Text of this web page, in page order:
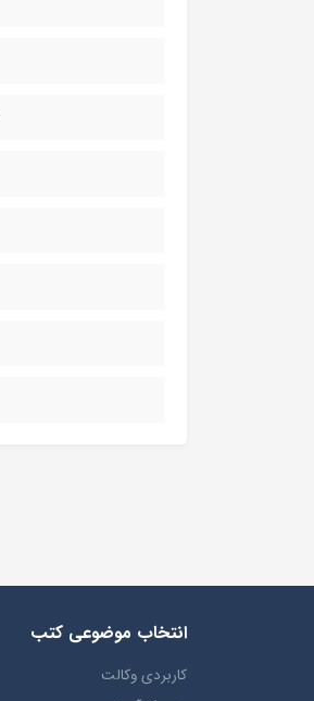
انتخاب​ موضوعي​ کتب
کاربردی وکالت